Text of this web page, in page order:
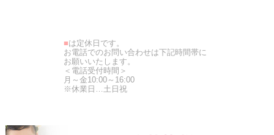
■は定休日です。
お電話でのお問い合わせは下記時間帯に
お願いいたします。
＜電話受付時間＞
月～金10:00～16:00
※休業日…土日祝